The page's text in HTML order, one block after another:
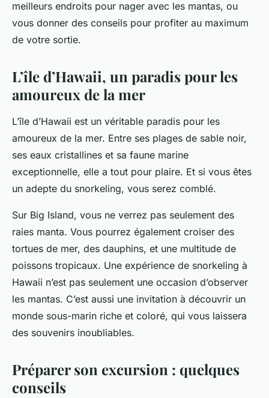
meilleurs endroits pour nager avec les mantas, ou
vous donner des conseils pour profiter au maximum
de votre sortie.
L’île d’Hawaii, un paradis pour les
amoureux de la mer
L’île d’Hawaii est un véritable paradis pour les
amoureux de la mer. Entre ses plages de sable noir,
ses eaux cristallines et sa faune marine
exceptionnelle, elle a tout pour plaire. Et si vous êtes
un adepte du snorkeling, vous serez comblé.
Sur Big Island, vous ne verrez pas seulement des
raies manta. Vous pourrez également croiser des
tortues de mer, des dauphins, et une multitude de
poissons tropicaux. Une expérience de snorkeling à
Hawaii n’est pas seulement une occasion d’observer
les mantas. C’est aussi une invitation à découvrir un
monde sous-marin riche et coloré, qui vous laissera
des souvenirs inoubliables.
Préparer son excursion : quelques
conseils